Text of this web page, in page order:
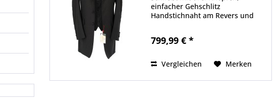
einfacher Gehschlitz
Handstichnaht am Revers und
aus 100% Schurwolle von ISAIA
Revers:...
799,99 € *
Vergleichen Merken